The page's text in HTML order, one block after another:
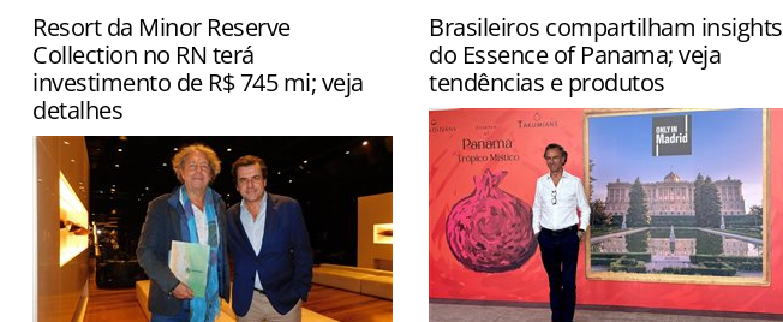
Resort da Minor Reserve
Collection no RN terá
investimento de R$ 745 mi; veja
detalhes
Brasileiros compartilham insights
do Essence of Panama; veja
tendências e produtos